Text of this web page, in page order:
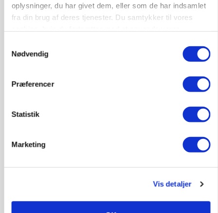
oplysninger, du har givet dem, eller som de har indsamlet
fra din brug af deres tjenester. Du samtykker til vores
Nødvendig
Præferencer
Statistik
Marketing
Vis detaljer
Klimastald
polteopformering
Medarbejder - fodermester søges